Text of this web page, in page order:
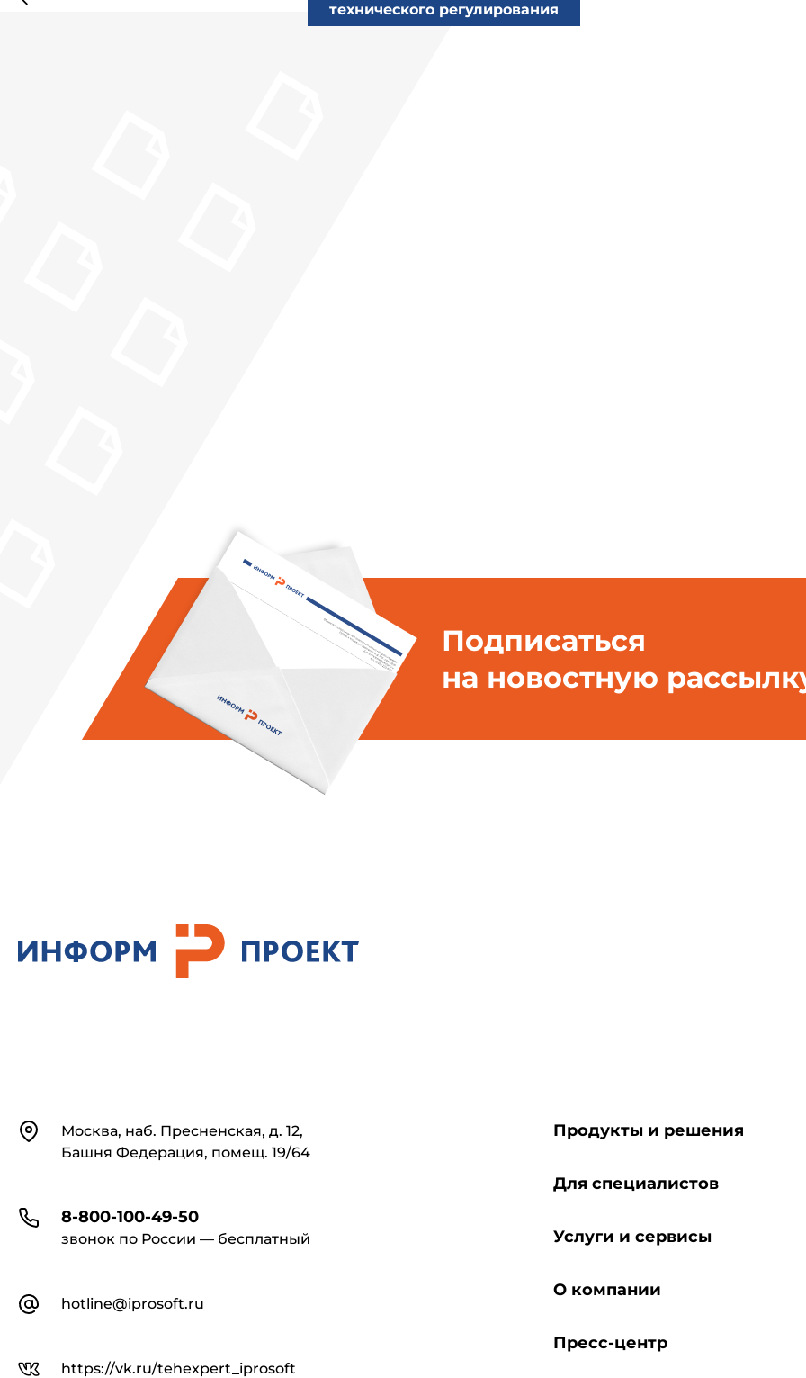
технического регулирования
Подписаться
на новостную
КонтактыМосква, наб. Пресненская, д. 12,
Башня Федерация, помещ. 19/64
8-800-100-49-50
звонок по России — бесплатный
hotline@iprosoft.ru
https://vk.ru/tehexpert_iprosoft
Продукты и решения
Для специалистов
Услуги и сервисы
О компании
Пресс-центр